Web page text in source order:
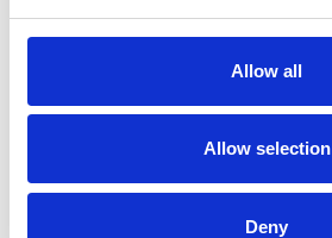
Allow all
Allow selection
Deny